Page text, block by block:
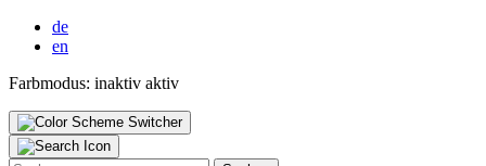
de
en
Farbmodus: inaktiv aktiv